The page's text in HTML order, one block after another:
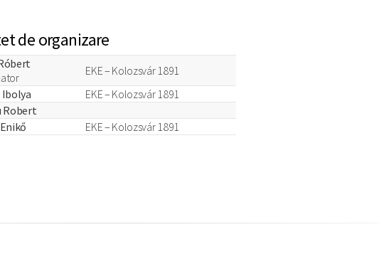
de organizare
EKE – Kolozsvár 1891
Ibolya
EKE – Kolozsvár 1891
Robert
EKE – Kolozsvár 1891